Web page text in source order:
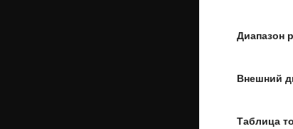
Диапазон
Внешний
Таблица